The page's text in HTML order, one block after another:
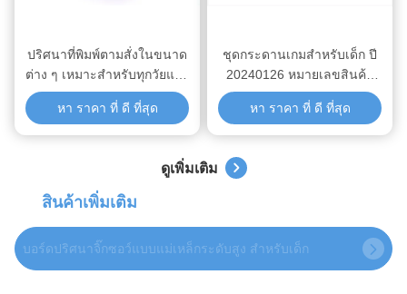
ปริศนาที่พิมพ์ตามสั่งในขนาด
ต่าง ๆ เหมาะสําหรับทุกวัยและ
มีตัวเลือกกระดาษมากขึ้น
หา ราคา ที่ ดี ที่สุด
ชุดกระดานเกมสำหรับเด็ก ปี
20240126 หมายเลขสินค้า
20240126 ความบันเทิงหลาย
ชั่วโมง
หา ราคา ที่ ดี ที่สุด
ดูเพิ่มเติม
สินค้าเพิ่มเติม
บอร์ดปริศนาจิ๊กซอว์แบบแม่เหล็กระดับสูง สําหรับเด็ก